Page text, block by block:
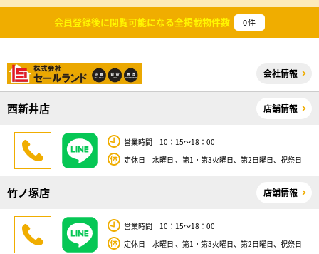
会員登録後に閲覧可能になる全掲載物件数 0件
会社情報
西新井店 店舗情報
営業時間 10：15～18：00
定休日 水曜日 、第1・第3火曜日、第2日曜日、祝祭日
竹ノ塚店 店舗情報
営業時間 10：15～18：00
定休日 水曜日 、第1・第3火曜日、第2日曜日、祝祭日